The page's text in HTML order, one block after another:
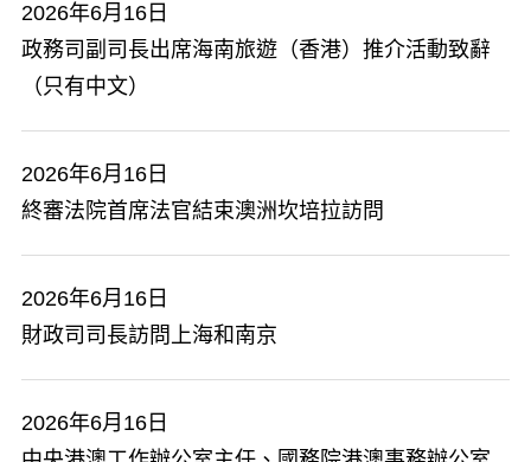
2026年6月16日
政務司副司長出席海南旅遊（香港）推介活動致辭
（只有中文）
2026年6月16日
終審法院首席法官結束澳洲坎培拉訪問
2026年6月16日
​財政司司長訪問上海和南京
2026年6月16日